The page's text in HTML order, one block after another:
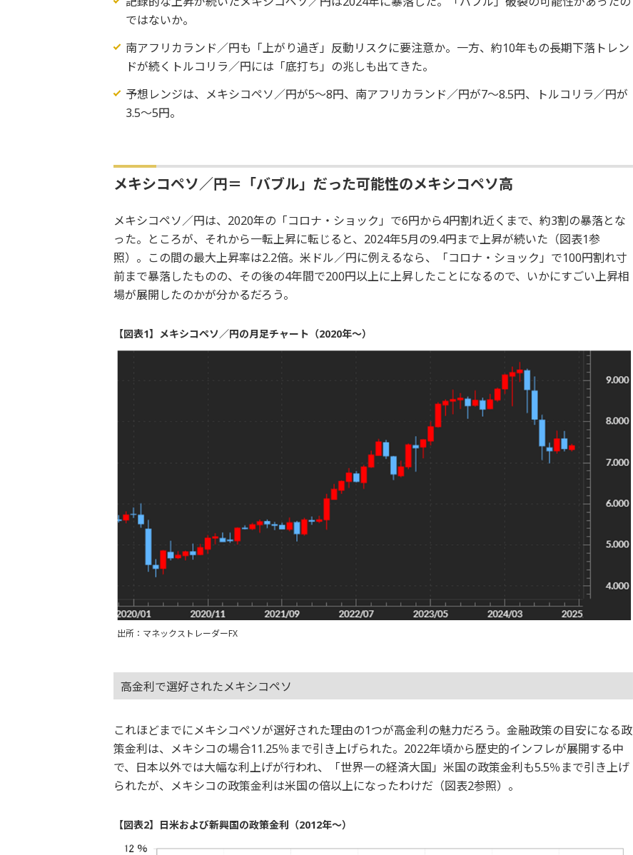
ではないか。
南アフリカランド／円も「上がり過ぎ」反動リスクに要注意か。一方、約10年もの長期下落トレン
ドが続くトルコリラ／円には「底打ち」の兆しも出てきた。
予想レンジは、メキシコペソ／円が5～8円、南アフリカランド／円が7～8.5円、トルコリラ／円が
3.5～5円。
メキシコペソ／円＝「バブル」だった可能性のメキシコペソ高
メキシコペソ／円は、2020年の「コロナ・ショック」で6円から4円割れ近くまで、約3割の暴落とな
った。ところが、それから一転上昇に転じると、2024年5月の9.4円まで上昇が続いた（図表1参
照）。この間の最大上昇率は2.2倍。米ドル／円に例えるなら、「コロナ・ショック」で100円割れ寸
前まで暴落したものの、その後の4年間で200円以上に上昇したことになるので、いかにすごい上昇相
場が展開したのかが分かるだろう。
【図表1】メキシコペソ／円の月足チャート（2020年～）
出所：マネックストレーダーFX
高金利で選好されたメキシコペソ
これほどまでにメキシコペソが選好された理由の1つが高金利の魅力だろう。金融政策の目安になる政
策金利は、メキシコの場合11.25％まで引き上げられた。2022年頃から歴史的インフレが展開する中
で、日本以外では大幅な利上げが行われ、「世界一の経済大国」米国の政策金利も5.5％まで引き上げ
られたが、メキシコの政策金利は米国の倍以上になったわけだ（図表2参照）。
【図表2】日米および新興国の政策金利（2012年～）